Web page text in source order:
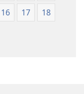
16 17
18